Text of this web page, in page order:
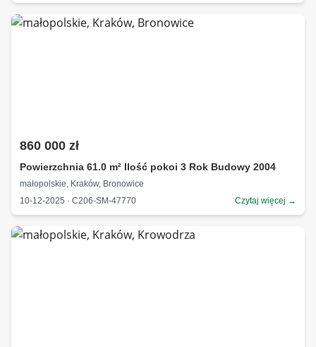
860 000 zł
Powierzchnia 61.0 m² Ilość pokoi 3 Rok Budowy 2004
małopolskie, Kraków, Bronowice
10-12-2025 · C206-SM-47770
Czytaj więcej →